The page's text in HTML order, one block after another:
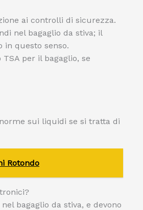
ai controlli di sicurezza.
nel bagaglio da stiva; il
in questo senso.
per il bagaglio, se
sui liquidi se si tratta di
Rotondo
bagaglio da stiva, e devono